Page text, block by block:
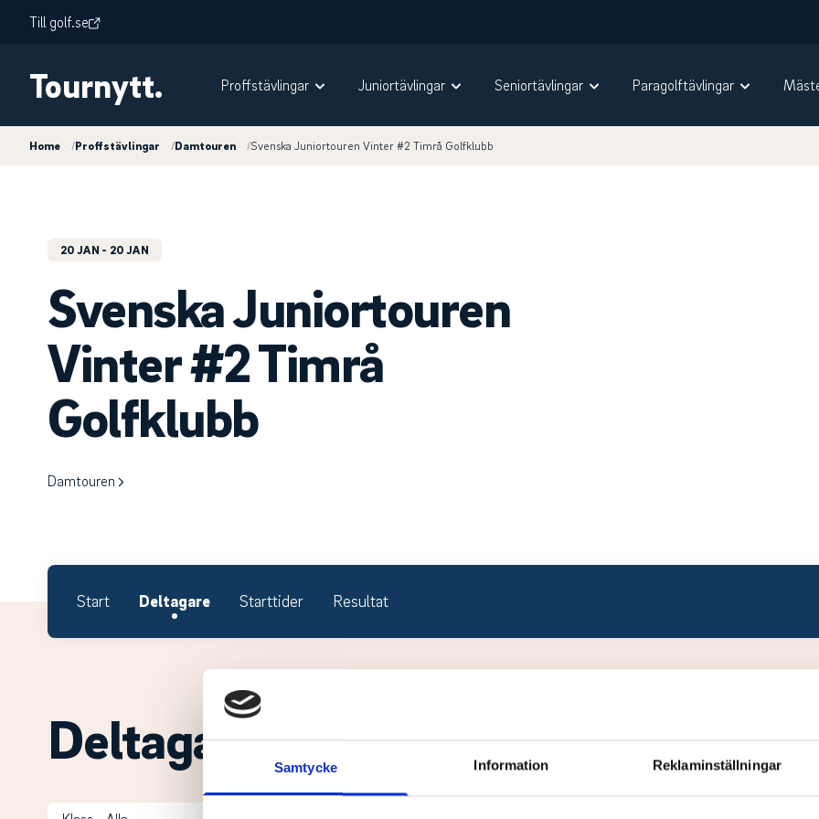
Samtycke Information Reklaminställningar
Till golf.se
Tournytt. Proffstävlingar Juniortävlingar Seniortävlingar Paragolftävlingar
Home /Proffstävlingar /Damtouren /Svenska Juniortouren Vinter #2 Timrå Golfklubb
20 JAN - 20 JAN
Svenska Juniortouren
Vinter #2 Timrå
Golfklubb
Damtouren
Start Deltagare Starttider Resultat
Deltagare.
Klass